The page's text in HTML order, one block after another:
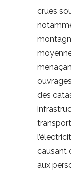
crues
des
causant
aux